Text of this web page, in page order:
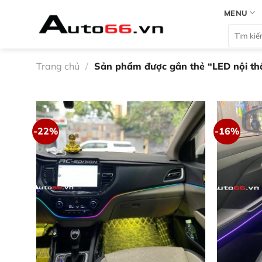
MENU
kiếm:
Trang chủ / Sản phẩm được gắn thẻ “LED nội
-22% -16%